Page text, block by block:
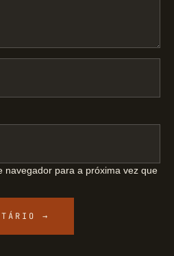
navegador para a próxima vez que